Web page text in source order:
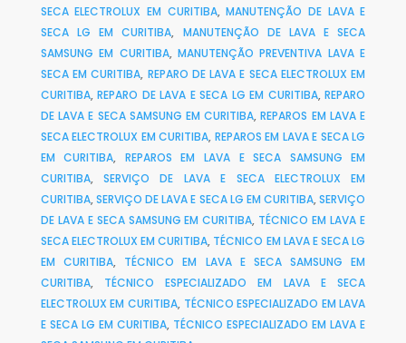
SECA ELECTROLUX EM CURITIBA,MANUTENÇÃO DE LAVA E
SECA LG EM CURITIBA, MANUTENÇÃO DE LAVA E SECA
SAMSUNG EM CURITIBA, MANUTENÇÃO PREVENTIVA LAVA E
SECA EM CURITIBA, REPARO DE LAVA E SECA ELECTROLUX EM
CURITIBA,REPARO DE LAVA E SECA LG EM CURITIBA,REPARO
DE LAVA E SECA SAMSUNG EM CURITIBA,REPAROS EM LAVA E
SECA ELECTROLUX EM CURITIBA, REPAROS EM LAVA E SECA LG
EM CURITIBA, REPAROS EM LAVA E SECA SAMSUNG EM
CURITIBA,SERVIÇO DE LAVA E SECA ELECTROLUX EM
CURITIBA,SERVIÇO DE LAVA E SECA LG EM CURITIBA,SERVIÇO
DE LAVA E SECA SAMSUNG EM CURITIBA, TÉCNICO EM LAVA E
SECA ELECTROLUX EM CURITIBA, TÉCNICO EM LAVA E SECA LG
EM CURITIBA, TÉCNICO EM LAVA E SECA SAMSUNG EM
CURITIBA, TÉCNICO ESPECIALIZADO EM LAVA E SECA
ELECTROLUX EM CURITIBA, TÉCNICO ESPECIALIZADO EM LAVA
E SECA LG EM CURITIBA, TÉCNICO ESPECIALIZADO EM LAVA E